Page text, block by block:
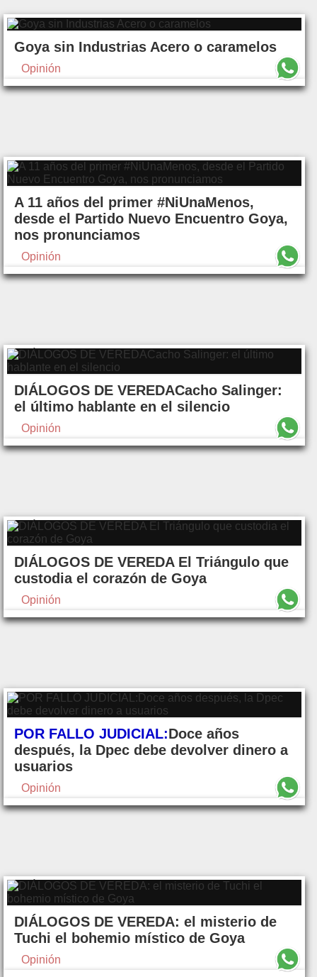
Goya sin Industrias Acero o caramelos
Opinión
A 11 años del primer #NiUnaMenos,
desde el Partido Nuevo Encuentro Goya,
nos pronunciamos
Opinión
DIÁLOGOS DE VEREDACacho Salinger:
el último hablante en el silencio
Opinión
DIÁLOGOS DE VEREDA El Triángulo que
custodia el corazón de Goya
Opinión
POR FALLO JUDICIAL:Doce años
después, la Dpec debe devolver dinero a
usuarios
Opinión
DIÁLOGOS DE VEREDA: el misterio de
Tuchi el bohemio místico de Goya
Opinión